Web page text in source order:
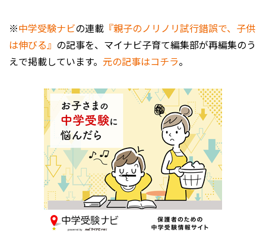
※中学受験ナビの連載 『親子のノリノリ試行錯誤で、子供
は伸びる』 の記事を、マイナビ子育て編集部が再編集のう
えで掲載しています。 元の記事はコチラ。